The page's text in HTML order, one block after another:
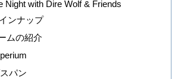
Night with Dire Wolf & Friends
ンナップ
ムの紹介
パン